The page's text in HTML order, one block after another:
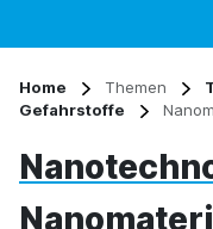
Home Themen
Gefahrstoffe